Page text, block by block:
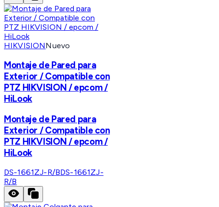
HIKVISIONNuevo
Montaje de Pared para
Exterior / Compatible con
PTZ HIKVISION / epcom /
HiLook
Montaje de Pared para
Exterior / Compatible con
PTZ HIKVISION / epcom /
HiLook
DS-1661ZJ-R/BDS-1661ZJ-
R/B